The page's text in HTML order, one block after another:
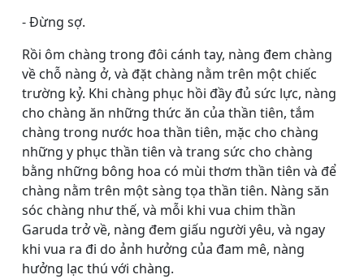
- Ðừng sợ.
Rồi ôm chàng trong đôi cánh tay, nàng đem chàng
về chỗ nàng ở, và đặt chàng nằm trên một chiếc
trường kỷ. Khi chàng phục hồi đầy đủ sức lực, nàng
cho chàng ăn những thức ăn của thần tiên, tắm
chàng trong nước hoa thần tiên, mặc cho chàng
những y phục thần tiên và trang sức cho chàng
bằng những bông hoa có mùi thơm thần tiên và để
chàng nằm trên một sàng tọa thần tiên. Nàng săn
sóc chàng như thế, và mỗi khi vua chim thần
Garuda trở về, nàng đem giấu người yêu, và ngay
khi vua ra đi do ảnh hưởng của đam mê, nàng
hưởng lạc thú với chàng.